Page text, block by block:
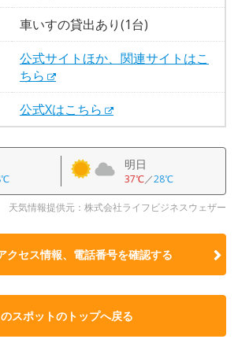
車いすの貸出あり(1台)
公式サイトほか、関連サイトはこ
ちら
公式Xはこちら
明日
37℃／28℃
天気情報提供元：株式会社ライフビジネスウェザー
クセス情報、電話番号を確認する
スポットのトップへ戻る